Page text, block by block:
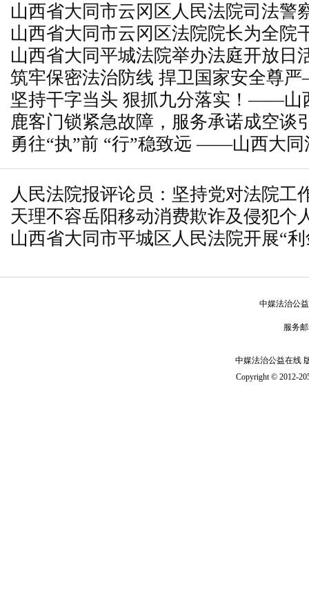
山西省大同市云冈区人民法院司法警
全专项检查行动
山西省大同市云冈区法院院长为全院
山西省大同平城法院举办法庭开放日
筑牢保密法治防线 捍卫国家安全尊
人民法院开展多维度保密培训和宣传
坚持干字当头 狠抓九分落实！——山
2025年全市法院院长会议
鹿客门锁紧急故障，服务承诺成空谈
勇往“执”前 “行”稳致远 ——山西大同
会召开
人民法院报评论员：坚持党对法院工
天理不容岳阳移动消费欺诈及侵犯个
山西省大同市平城区人民法院开展“
中媒法治公
服务
中媒法治公益在线
Copyright © 2012-